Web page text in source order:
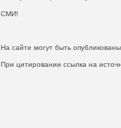
СМИ!
На сайте могут быть
При цитировании ссылка на